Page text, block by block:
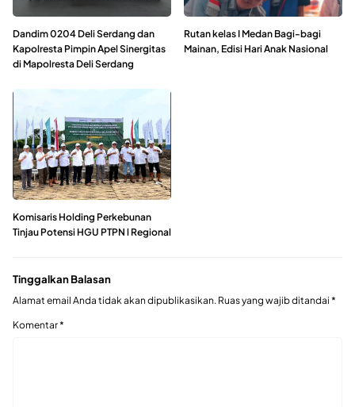
Dandim 0204 Deli Serdang dan
Kapolresta Pimpin Apel Sinergitas
di Mapolresta Deli Serdang
Rutan kelas I Medan Bagi-bagi
Mainan, Edisi Hari Anak Nasional
Komisaris Holding Perkebunan
Tinjau Potensi HGU PTPN l Regional
Tinggalkan Balasan
Alamat email Anda tidak akan dipublikasikan. Ruas yang wajib ditandai *
Komentar*